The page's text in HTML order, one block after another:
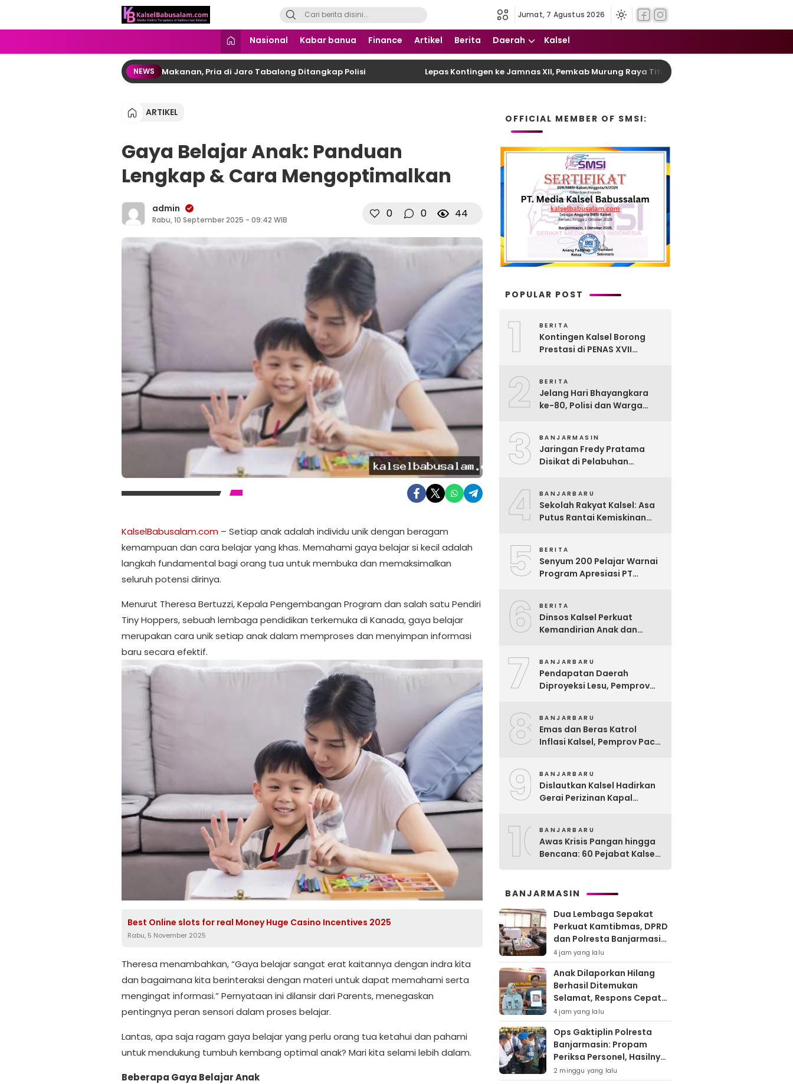
Menyuarakan Kalsel, Menginspirasi Nusantara
Jumat, 7 Agustus 2026
Nasional Kabar banua Finance Artikel Berita Daerah Kalsel
NEWS
Dalam Bungkus Makanan, Pria di Jaro Tabalong Ditangkap Polisi Lepas Kontingen ke Jamnas XII, Pemkab Murung Raya Titip Misi Harumkan Nama Daerah dan
ARTIKEL
Gaya Belajar Anak: Panduan
Lengkap & Cara Mengoptimalkan
admin
Rabu, 10 September 2025 - 09:42 WIB 0 0 44
KalselBabusalam.com – Setiap anak adalah individu unik dengan beragam
kemampuan dan cara belajar yang khas. Memahami gaya belajar si kecil adalah
langkah fundamental bagi orang tua untuk membuka dan memaksimalkan
seluruh potensi dirinya.
Menurut Theresa Bertuzzi, Kepala Pengembangan Program dan salah satu Pendiri
Tiny Hoppers, sebuah lembaga pendidikan terkemuka di Kanada, gaya belajar
merupakan cara unik setiap anak dalam memproses dan menyimpan informasi
baru secara efektif.
Best Online slots for real Money Huge Casino Incentives 2025
Rabu, 5 November 2025
Theresa menambahkan, “Gaya belajar sangat erat kaitannya dengan indra kita
dan bagaimana kita berinteraksi dengan materi untuk dapat memahami serta
mengingat informasi.” Pernyataan ini dilansir dari Parents, menegaskan
pentingnya peran sensori dalam proses belajar.
Lantas, apa saja ragam gaya belajar yang perlu orang tua ketahui dan pahami
untuk mendukung tumbuh kembang optimal anak? Mari kita selami lebih dalam.
Beberapa Gaya Belajar Anak
OFFICIAL MEMBER OF SMSI:
POPULAR POST
1 BERITA
Kontingen Kalsel Borong
Prestasi di PENAS XVII
Juara Nasional
2 BERITA
Jelang Hari Bhayangkara
ke-80, Polisi dan Warga
Penghubung Desa
3 BANJARMASIN
Jaringan Fredy Pratama
Disikat di Pelabuhan
4 BANJARBARU
Sekolah Rakyat Kalsel: Asa
Putus Rantai Kemiskinan
5 BERITA
Senyum 200 Pelajar Warnai
Program Apresiasi PT
6 BERITA
Dinsos Kalsel Perkuat
Kemandirian Anak dan
Mulia Satria
7 BANJARBARU
Pendapatan Daerah
Diproyeksi Lesu, Pemprov
8 BANJARBARU
Emas dan Beras Katrol
Inflasi Kalsel, Pemprov Pacu
9 BANJARBARU
Dislautkan Kalsel Hadirkan
Gerai Perizinan Kapal
Kotabaru
10BANJARBARU
Awas Krisis Pangan hingga
Bencana: 60 Pejabat Kalsel-
Radikal!
BANJARMASIN
Dua Lembaga Sepakat
Perkuat Kamtibmas, DPRD
dan Polresta Banjarmasin
Pertajam Sinergi “Kayuh
Baimbai”
4 jam yang lalu
Anak Dilaporkan Hilang
Berhasil Ditemukan
Selamat, Respons Cepat
Polresta Banjarmasin Tuai
Apresiasi Orang Tua
4 jam yang lalu
Ops Gaktiplin Polresta
Banjarmasin: Propam
Periksa Personel, Hasilnya
Nihil Pelanggaran
2 minggu yang lalu